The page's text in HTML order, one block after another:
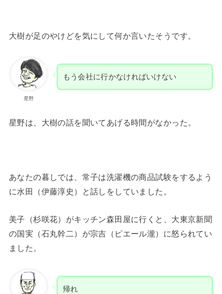
大樹が足のやけどを気にして何か言いたそうです。
星野
もう会社に行かなければいけない
星野は、大樹の話を聞いてあげる時間がなかった。
あなたの暮しでは、常子は洗濯機の商品試験をするよう
に水田（伊藤淳史）と話しをしていました。
美子（杉咲花）がキッチン森田屋に行くと、大東京新聞
の国実（石丸幹二）が宗吉（ピエール瀧）に怒られてい
ました。
帰れ